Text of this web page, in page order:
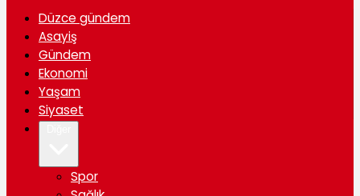
Düzce gündem
Asayiş
Gündem
Ekonomi
Yaşam
Siyaset
Spor